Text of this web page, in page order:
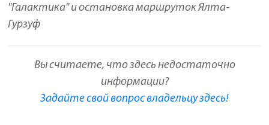
"Галактика" и остановка маршруток Ялта-
Гурзуф
Вы считаете, что здесь недостаточно
информации?
Задайте свой вопрос владельцу здесь!